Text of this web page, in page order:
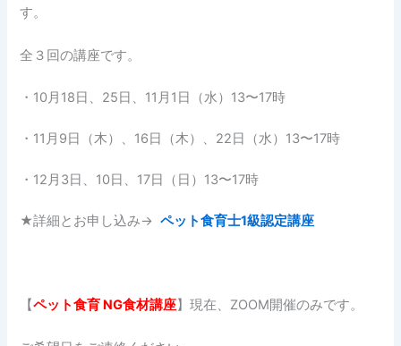
す。
全３回の講座です。
・10月18日、25日、11月1日（水）13〜17時
・11月9日（木）、16日（木）、22日（水）13〜17時
・12月3日、10日、17日（日）13〜17時
★詳細とお申し込み→ペット食育士1級認定講座
【ペット食育 NG食材講座】現在、ZOOM開催のみです。